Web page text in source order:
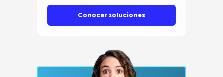
Conocer soluciones